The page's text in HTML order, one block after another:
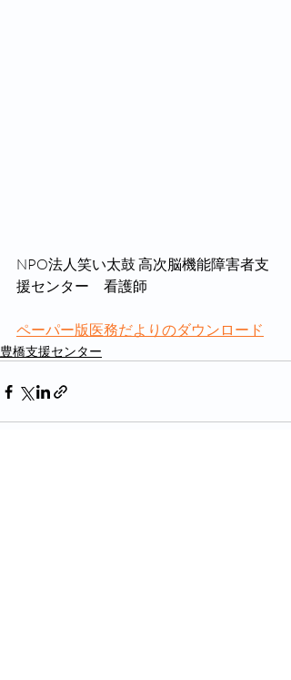
NPO法人笑い太鼓 高次脳機能障害者支
援センター　看護師
ペーパー版医務だよりのダウンロード
豊橋支援センター